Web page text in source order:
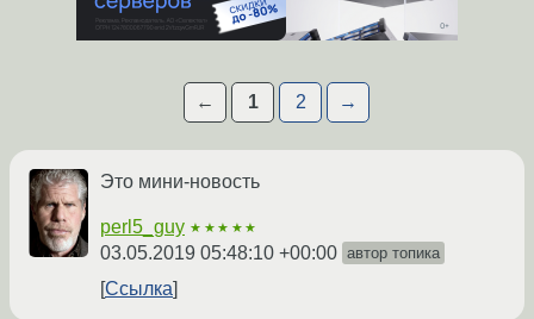
← 1 2 →
Это мини-новость
perl5_guy ★★★★★
03.05.2019 05:48:10 +00:00 автор топика
Ссылка